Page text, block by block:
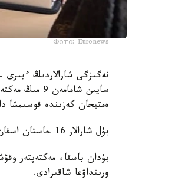
Фото: Euronews
نەگىزگى شارالاردىڭ ءبىرى
سايىن
ەمتيحان كەزىندە قوسىمشا
بۇل شارالار 16 جاستان اسقان ورتا مەكتەپ وقۋشىلارىنا قاتىستى بولادى.
بۇدان باسقا، مەكتەپتەر
ورىنداۋعا شاقىرادى.